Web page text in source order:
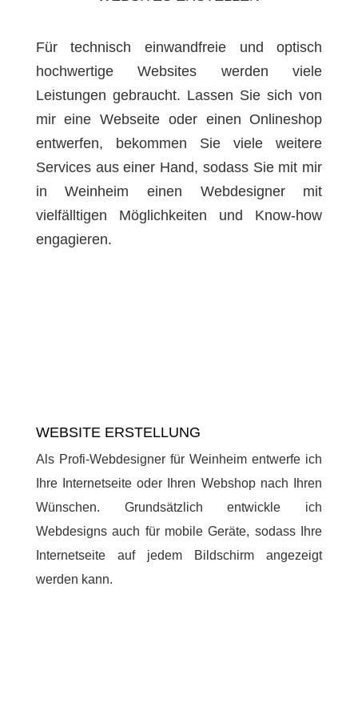
Für technisch einwandfreie und optisch
hochwertige Websites werden viele
Leistungen gebraucht. Lassen Sie sich von
mir eine Webseite oder einen Onlineshop
entwerfen, bekommen Sie viele weitere
Services aus einer Hand, sodass Sie mit mir
in Weinheim einen Webdesigner mit
vielfälltigen Möglichkeiten und Know-how
engagieren.
WEBSITE ERSTELLUNG
Als Profi-Webdesigner für Weinheim entwerfe ich
Ihre Internetseite oder Ihren Webshop nach Ihren
Wünschen. Grundsätzlich entwickle ich
Webdesigns auch für mobile Geräte, sodass Ihre
Internetseite auf jedem Bildschirm angezeigt
werden kann.